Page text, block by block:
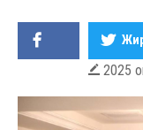
 2025